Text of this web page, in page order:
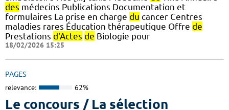
des médecins Publications Documentation et
formulaires La prise en charge du cancer Centres
maladies rares Éducation thérapeutique Offre de
Prestations d'Actes de Biologie pour
18/02/2026 15:25
PAGES
relevance: 62%
Le concours / La sélection